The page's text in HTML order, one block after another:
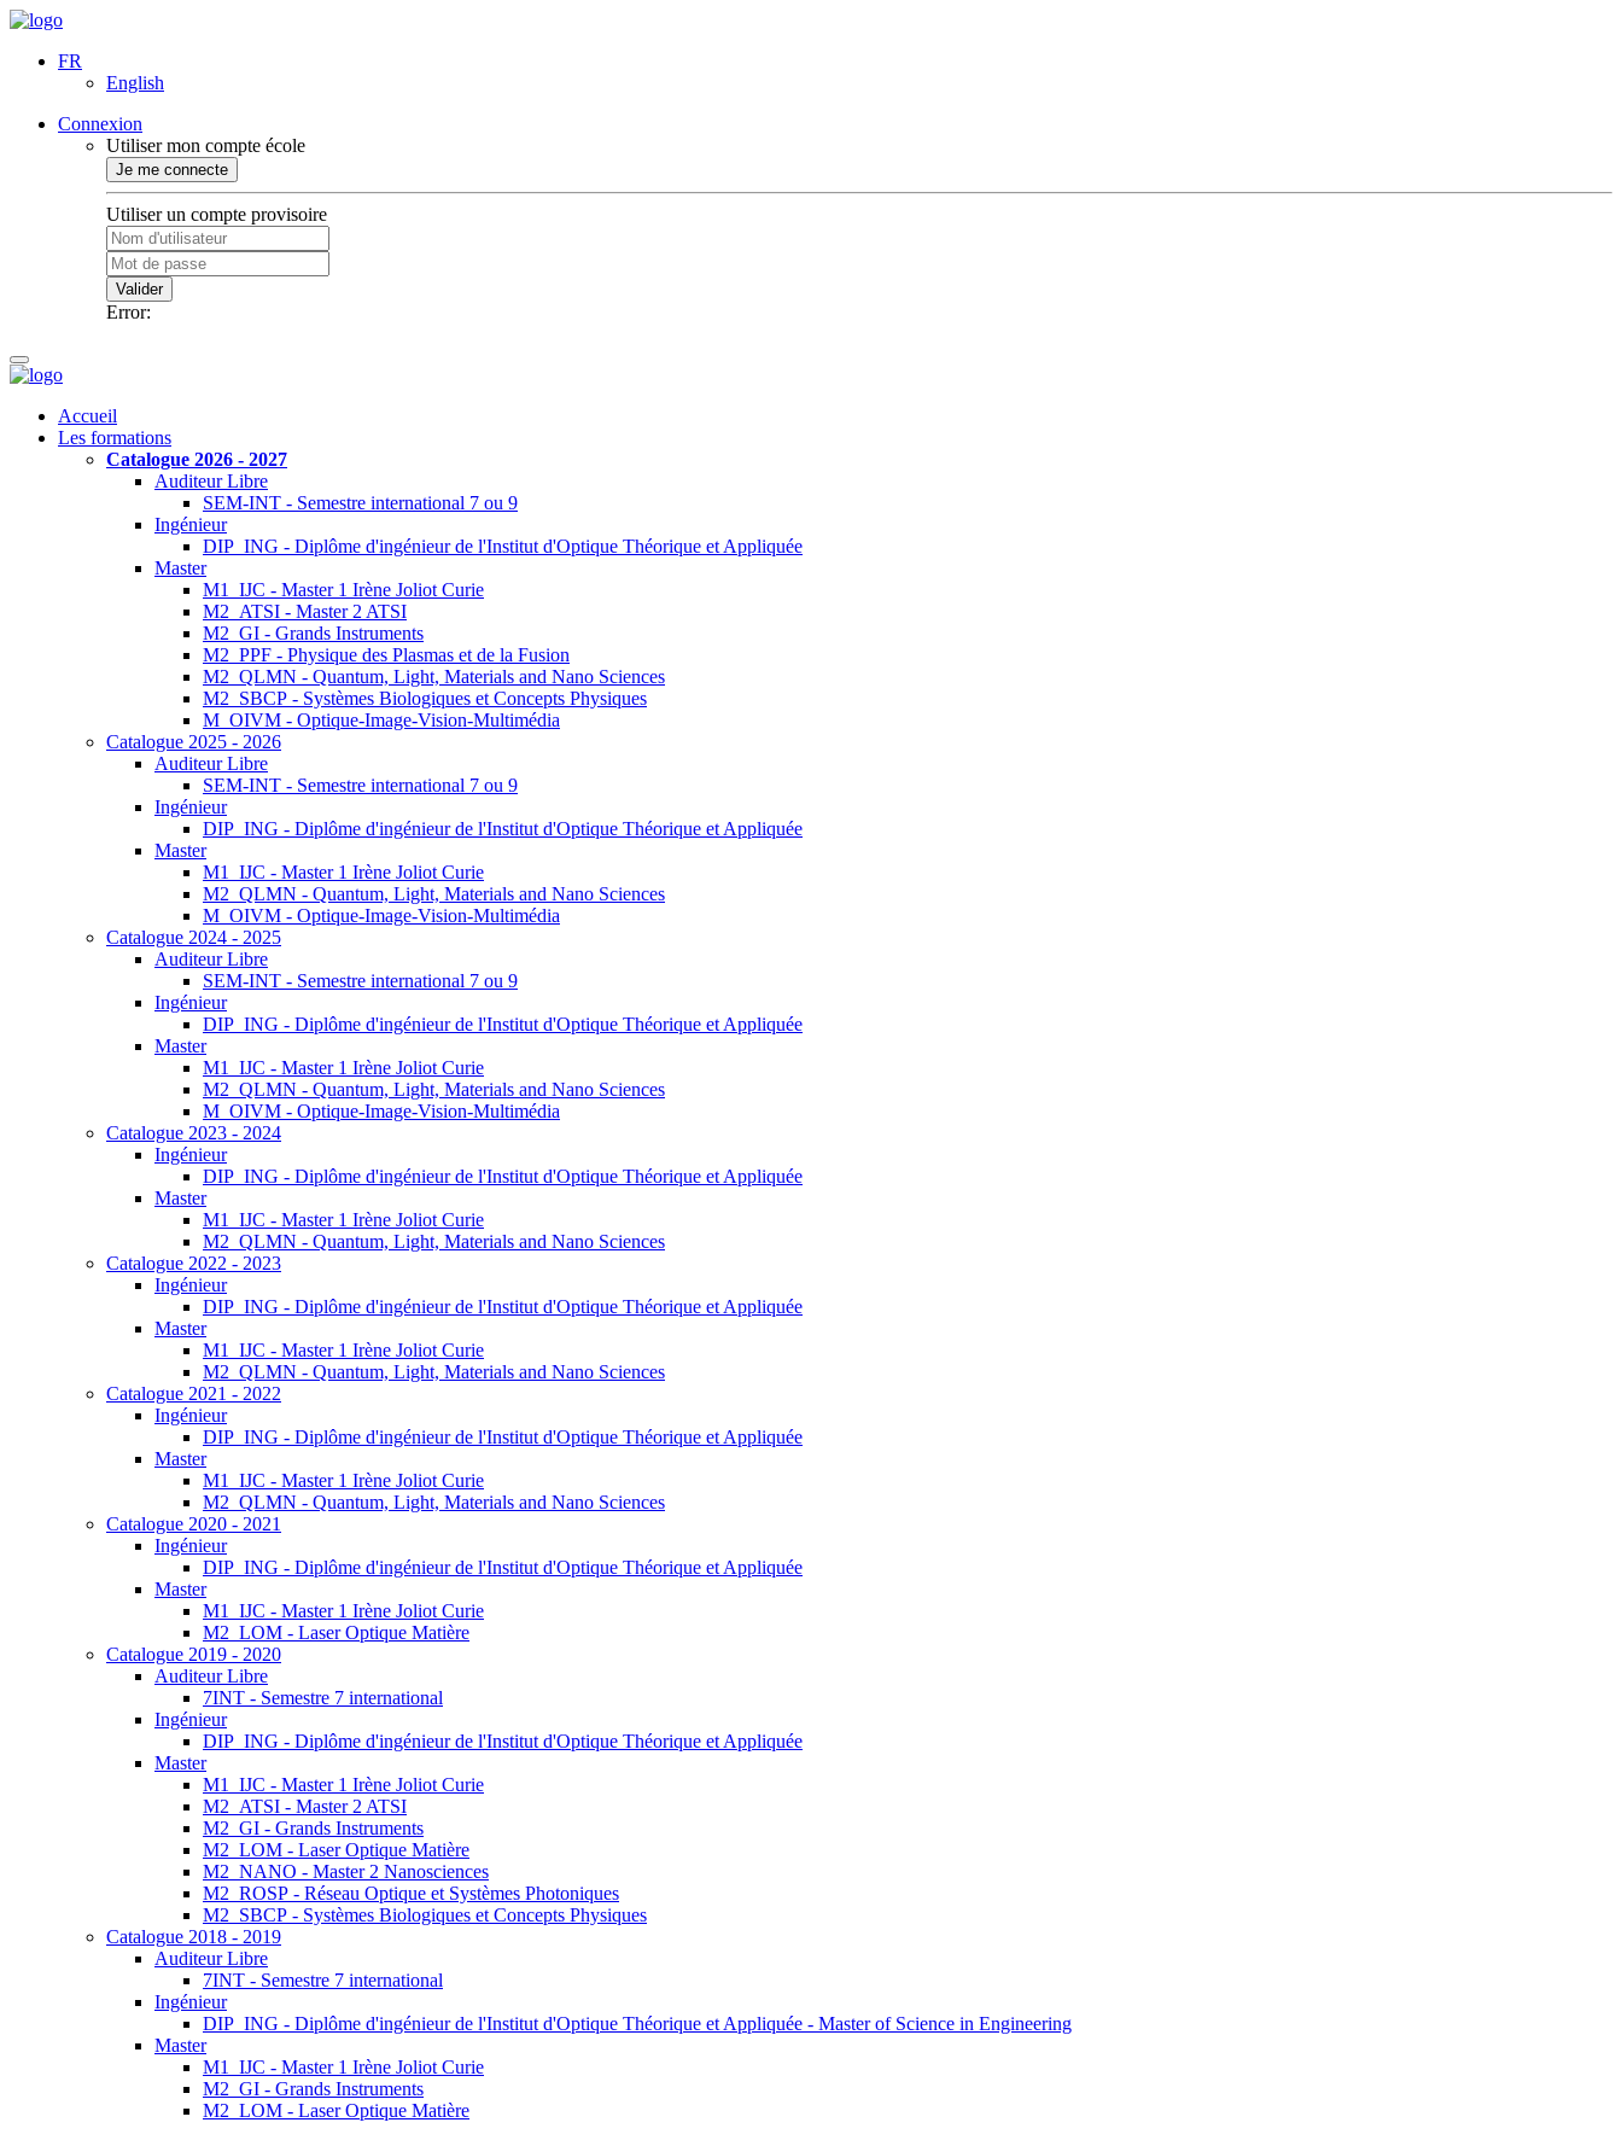
FR
English
Connexion
Utiliser mon compte école
Je me connecte
Utiliser un compte provisoire
Valider
Error:
Accueil
Les formations
Catalogue 2026 - 2027
Auditeur Libre
SEM-INT - Semestre international 7 ou 9
Ingénieur
DIP_ING - Diplôme d'ingénieur de l'Institut d'Optique Théorique et Appliquée
Master
M1_IJC - Master 1 Irène Joliot Curie
M2_ATSI - Master 2 ATSI
M2_GI - Grands Instruments
M2_PPF - Physique des Plasmas et de la Fusion
M2_QLMN - Quantum, Light, Materials and Nano Sciences
M2_SBCP - Systèmes Biologiques et Concepts Physiques
M_OIVM - Optique-Image-Vision-Multimédia
Catalogue 2025 - 2026
Auditeur Libre
SEM-INT - Semestre international 7 ou 9
Ingénieur
DIP_ING - Diplôme d'ingénieur de l'Institut d'Optique Théorique et Appliquée
Master
M1_IJC - Master 1 Irène Joliot Curie
M2_QLMN - Quantum, Light, Materials and Nano Sciences
M_OIVM - Optique-Image-Vision-Multimédia
Catalogue 2024 - 2025
Auditeur Libre
SEM-INT - Semestre international 7 ou 9
Ingénieur
DIP_ING - Diplôme d'ingénieur de l'Institut d'Optique Théorique et Appliquée
Master
M1_IJC - Master 1 Irène Joliot Curie
M2_QLMN - Quantum, Light, Materials and Nano Sciences
M_OIVM - Optique-Image-Vision-Multimédia
Catalogue 2023 - 2024
Ingénieur
DIP_ING - Diplôme d'ingénieur de l'Institut d'Optique Théorique et Appliquée
Master
M1_IJC - Master 1 Irène Joliot Curie
M2_QLMN - Quantum, Light, Materials and Nano Sciences
Catalogue 2022 - 2023
Ingénieur
DIP_ING - Diplôme d'ingénieur de l'Institut d'Optique Théorique et Appliquée
Master
M1_IJC - Master 1 Irène Joliot Curie
M2_QLMN - Quantum, Light, Materials and Nano Sciences
Catalogue 2021 - 2022
Ingénieur
DIP_ING - Diplôme d'ingénieur de l'Institut d'Optique Théorique et Appliquée
Master
M1_IJC - Master 1 Irène Joliot Curie
M2_QLMN - Quantum, Light, Materials and Nano Sciences
Catalogue 2020 - 2021
Ingénieur
DIP_ING - Diplôme d'ingénieur de l'Institut d'Optique Théorique et Appliquée
Master
M1_IJC - Master 1 Irène Joliot Curie
M2_LOM - Laser Optique Matière
Catalogue 2019 - 2020
Auditeur Libre
7INT - Semestre 7 international
Ingénieur
DIP_ING - Diplôme d'ingénieur de l'Institut d'Optique Théorique et Appliquée
Master
M1_IJC - Master 1 Irène Joliot Curie
M2_ATSI - Master 2 ATSI
M2_GI - Grands Instruments
M2_LOM - Laser Optique Matière
M2_NANO - Master 2 Nanosciences
M2_ROSP - Réseau Optique et Systèmes Photoniques
M2_SBCP - Systèmes Biologiques et Concepts Physiques
Catalogue 2018 - 2019
Auditeur Libre
7INT - Semestre 7 international
Ingénieur
DIP_ING - Diplôme d'ingénieur de l'Institut d'Optique Théorique et Appliquée - Master of Science in Engineering
Master
M1_IJC - Master 1 Irène Joliot Curie
M2_GI - Grands Instruments
M2_LOM - Laser Optique Matière